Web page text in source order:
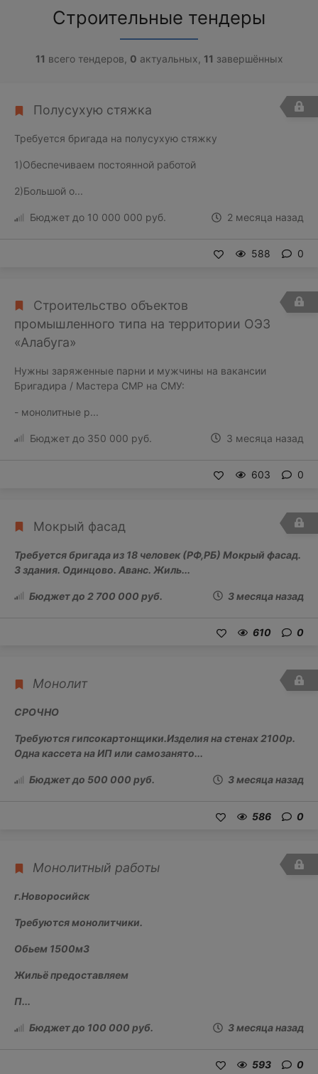
Строительные тендеры
11 всего тендеров, 0 актуальных, 11 завершённых
Полусухую стяжка
Требуется бригада на полусухую стяжку
1)Обеспечиваем постоянной работой
2)Большой о...
2 месяца назад
Бюджет до 10 000 000 руб.
588 0
Строительство объектов
промышленного типа на территории ОЭЗ
«Алабуга»
Нужны заряженные парни и мужчины на вакансии
Бригадира / Мастера СМР на СМУ:
- монолитные р...
3 месяца назад
Бюджет до 350 000 руб.
603 0
Мокрый фасад
Требуется бригада из 18 человек (РФ,РБ) Мокрый фасад.
3 здания. Одинцово. Аванс. Жиль...
3 месяца назад
Бюджет до 2 700 000 руб.
610 0
Монолит
СРОЧНО
Требуются гипсокартонщики.Изделия на стенах 2100р.
Одна кассета на ИП или самозанято...
3 месяца назад
Бюджет до 500 000 руб.
586 0
Монолитный работы
г.Новоросийск
Требуются монолитчики.
Обьем 1500м3
Жильё предоставляем
П...
3 месяца назад
Бюджет до 100 000 руб.
593 0